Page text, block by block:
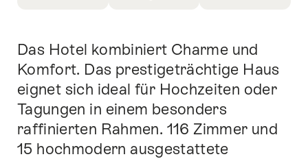
öffnen
zu
Verfügbarkeit
öffnen
öffnen
öffnen
Einleitung
Das Hotel kombiniert Charme und
Komfort. Das prestigeträchtige Haus
eignet sich ideal für Hochzeiten oder
Tagungen in einem besonders
raffinierten Rahmen. 116 Zimmer und
15 hochmodern ausgestattete